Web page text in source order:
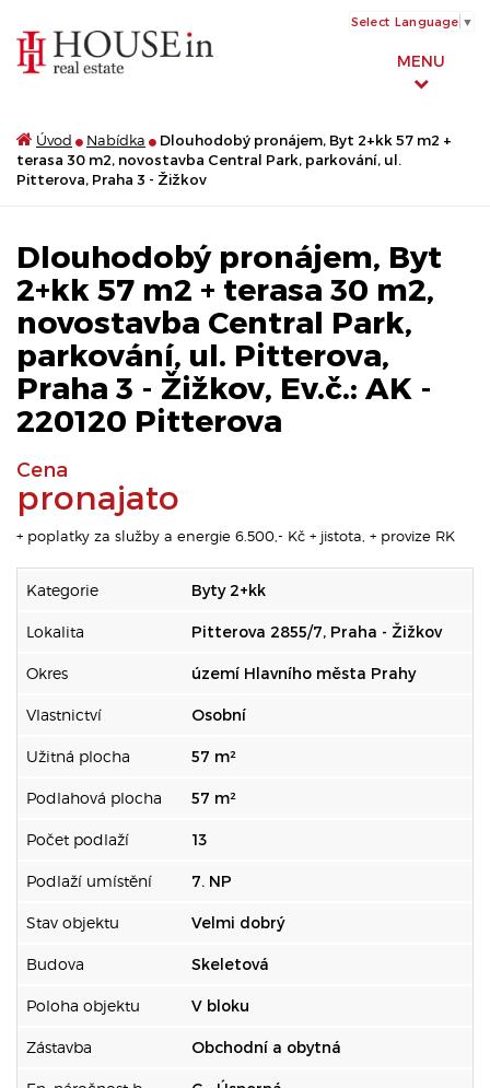
MENU
Select Language ▼
Úvod Nabídka
Dlouhodobý pronájem, Byt 2+kk 57 m2 +
terasa 30 m2, novostavba Central Park, parkování, ul.
Pitterova, Praha 3 - Žižkov
Dlouhodobý pronájem, Byt
2+kk 57 m2 + terasa 30 m2,
novostavba Central Park,
parkování, ul. Pitterova,
Praha 3 - Žižkov, Ev.č.: AK -
220120 Pitterova
Cena
pronajato
+ poplatky za služby a energie 6.500,- Kč + jistota, + provize RK
Kategorie Byty 2+kk
Lokalita Pitterova 2855/7, Praha - Žižkov
Okres území Hlavního města Prahy
Vlastnictví Osobní
Užitná plocha 57 m²
Podlahová plocha 57 m²
Počet podlaží 13
Podlaží umístění 7. NP
Stav objektu Velmi dobrý
Budova Skeletová
Poloha objektu V bloku
Zástavba Obchodní a obytná